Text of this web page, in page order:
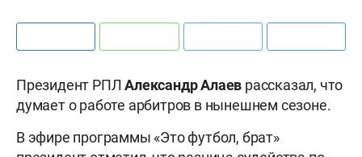
Президент РПЛАлександр Алаев рассказал, что
думает о работе арбитров в нынешнем сезоне.
В эфире программы «Это футбол, брат»